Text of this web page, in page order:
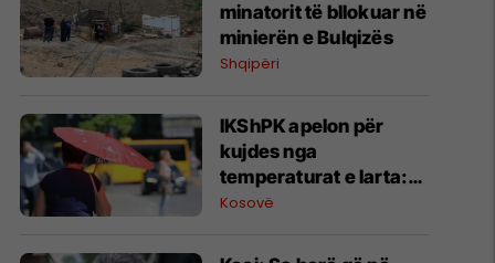
minatorit të bllokuar në
minierën e Bulqizës
Shqipëri
IKShPK apelon për
kujdes nga
temperaturat e larta:
Mos i lini fëmijët vetëm
të moshuarit
Kosovë